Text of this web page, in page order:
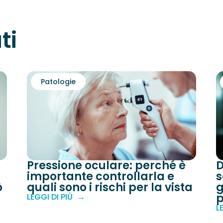
Pressione oculare: perché è
importante controllarla e
quali sono i rischi per la vista
Patologie
LEGGI DI PIÙ